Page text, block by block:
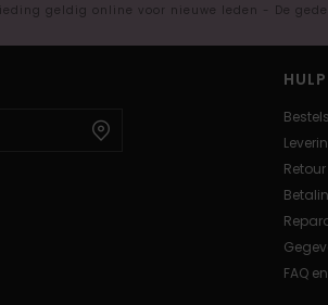
geldig online voor nieuwe leden - De
HULP
FAQ